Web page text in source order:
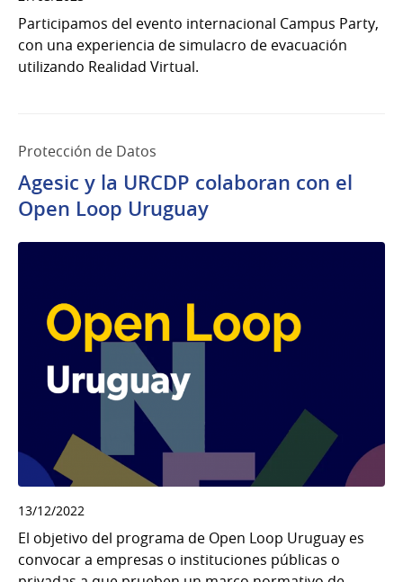
Participamos del evento internacional Campus Party,
con una experiencia de simulacro de evacuación
utilizando Realidad Virtual.
Protección de Datos
Agesic y la URCDP colaboran con el
Open Loop Uruguay
13/12/2022
El objetivo del programa de Open Loop Uruguay es
convocar a empresas o instituciones públicas o